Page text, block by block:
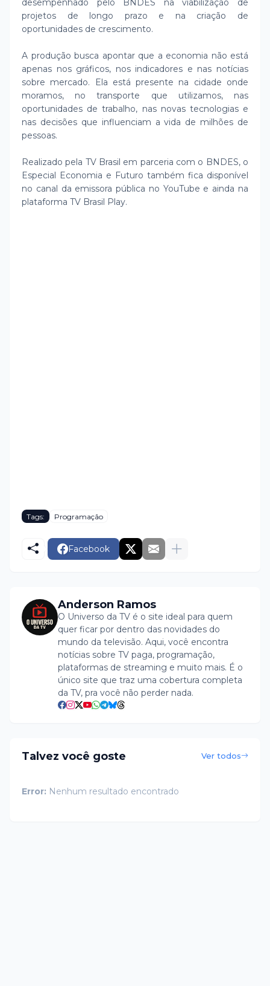
desempenhado pelo BNDES na viabilização de
projetos de longo prazo e na criação de
oportunidades de crescimento.
A produção busca apontar que a economia não está
apenas nos gráficos, nos indicadores e nas notícias
sobre mercado. Ela está presente na cidade onde
moramos, no transporte que utilizamos, nas
oportunidades de trabalho, nas novas tecnologias e
nas decisões que influenciam a vida de milhões de
pessoas.
Realizado pela TV Brasil em parceria com o BNDES, o
Especial Economia e Futuro também fica disponível
no canal da emissora pública no YouTube e ainda na
plataforma TV Brasil Play.
Tags: Programação
Facebook
Anderson Ramos
O Universo da TV é o site ideal para quem
quer ficar por dentro das novidades do
mundo da televisão. Aqui, você encontra
notícias sobre TV paga, programação,
plataformas de streaming e muito mais. É o
único site que traz uma cobertura completa
da TV, pra você não perder nada.
Talvez você goste Ver todos
Error: Nenhum resultado encontrado